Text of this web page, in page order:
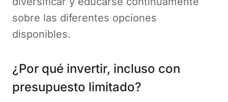
sobre las diferentes opciones
disponibles.
¿Por qué invertir, incluso con
presupuesto limitado?